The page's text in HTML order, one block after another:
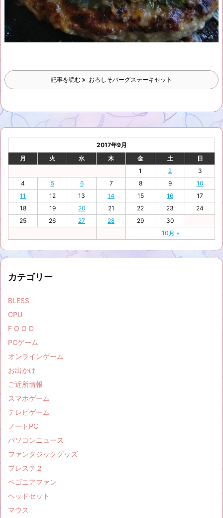
記事を読む おろしそバーグステーキセット
2017年9月
月
火 水 木 金 土 日
10月 »
1 2
3
4
5 6 7 8 9
10
11
12 13 14 15 16
17
18
19 20 21 22 23
24
25
26 27 28 29 30
カテゴリー
BLESS
CPU
F O O D
PCゲーム
オンラインゲーム
お出かけ
ご近所情報
スマホゲーム
テレビゲーム
ノートPC
パソコンニュース
ファンタジックグッズ
プレステ２
ベゴニアファン
ヘッドセット
マウス